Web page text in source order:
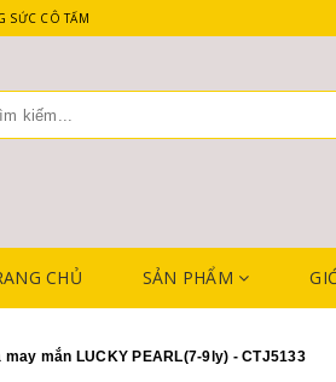
SỨC CÔ TẤM
CHỦ SẢN PHẨM
mắn LUCKY PEARL(7-9ly) - CTJ5133